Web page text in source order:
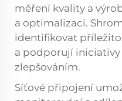
měření kvality a
a optimalizaci.
identifikovat
a podporují iniciativy
zlepšováním.
Síťové připojení